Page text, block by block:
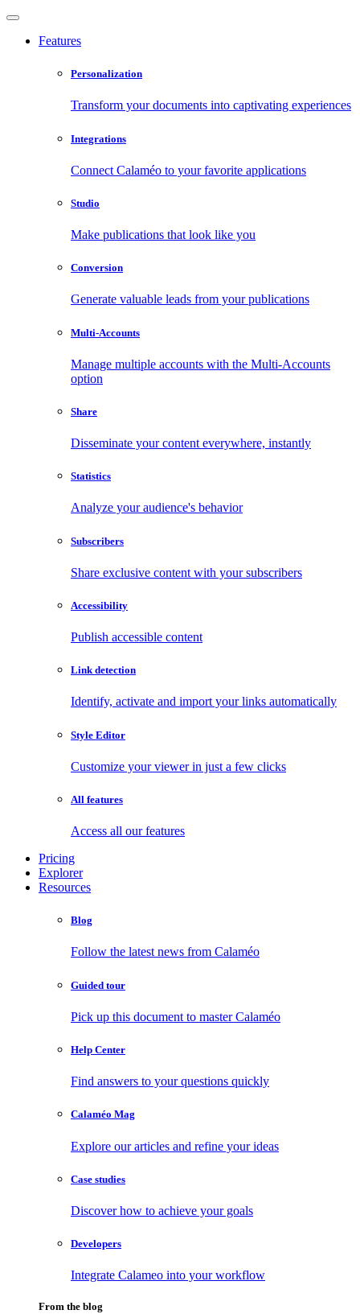
Features
Personalization
Transform your documents into captivating experiences
Integrations
Connect Calaméo to your favorite applications
Studio
Make publications that look like you
Conversion
Generate valuable leads from your publications
Multi-Accounts
Manage multiple accounts with the Multi-Accounts
option
Share
Disseminate your content everywhere, instantly
Statistics
Analyze your audience's behavior
Subscribers
Share exclusive content with your subscribers
Accessibility
Publish accessible content
Link detection
Identify, activate and import your links automatically
Style Editor
Customize your viewer in just a few clicks
All features
Access all our features
Pricing
Explorer
Resources
Blog
Follow the latest news from Calaméo
Guided tour
Pick up this document to master Calaméo
Help Center
Find answers to your questions quickly
Calaméo Mag
Explore our articles and refine your ideas
Case studies
Discover how to achieve your goals
Developers
Integrate Calameo into your workflow
From the blog